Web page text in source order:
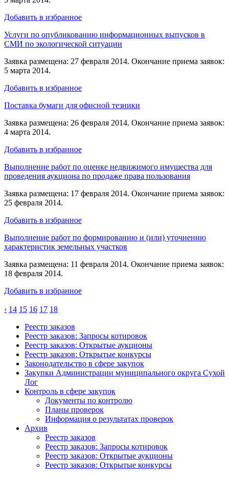
Добавить в избранное
Услуги по опубликованию информационных выпусков в
СМИ по экологической ситуации
Заявка размещена: 27 февраля 2014. Окончание приема заявок:
5 марта 2014.
Добавить в избранное
Поставка бумаги для офисной тезники
Заявка размещена: 26 февраля 2014. Окончание приема заявок:
4 марта 2014.
Добавить в избранное
Выполнение работ по оценке недвижимого имущества для
проведения аукциона по продаже права пользования
Заявка размещена: 17 февраля 2014. Окончание приема заявок:
25 февраля 2014.
Добавить в избранное
Выполнение работ по формированию и (или) уточнению
характеристик земельных участков
Заявка размещена: 11 февраля 2014. Окончание приема заявок:
18 февраля 2014.
Добавить в избранное
‹ 14 15 16 17 18
Реестр заказов
Реестр заказов: Запросы котировок
Реестр заказов: Открытые аукционы
Реестр заказов: Открытые конкурсы
Законодательство в сфере закупок
Закупки Администрации муниципального округа Сухой
Лог
Контроль в сфере закупок
Документы по контролю
Планы проверок
Информация о результатах проверок
Архив
Реестр заказов
Реестр заказов: Запросы котировок
Реестр заказов: Открытые аукционы
Реестр заказов: Открытые конкурсы